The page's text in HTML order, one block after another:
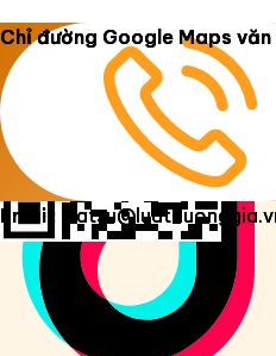
Copyright 2026 ©